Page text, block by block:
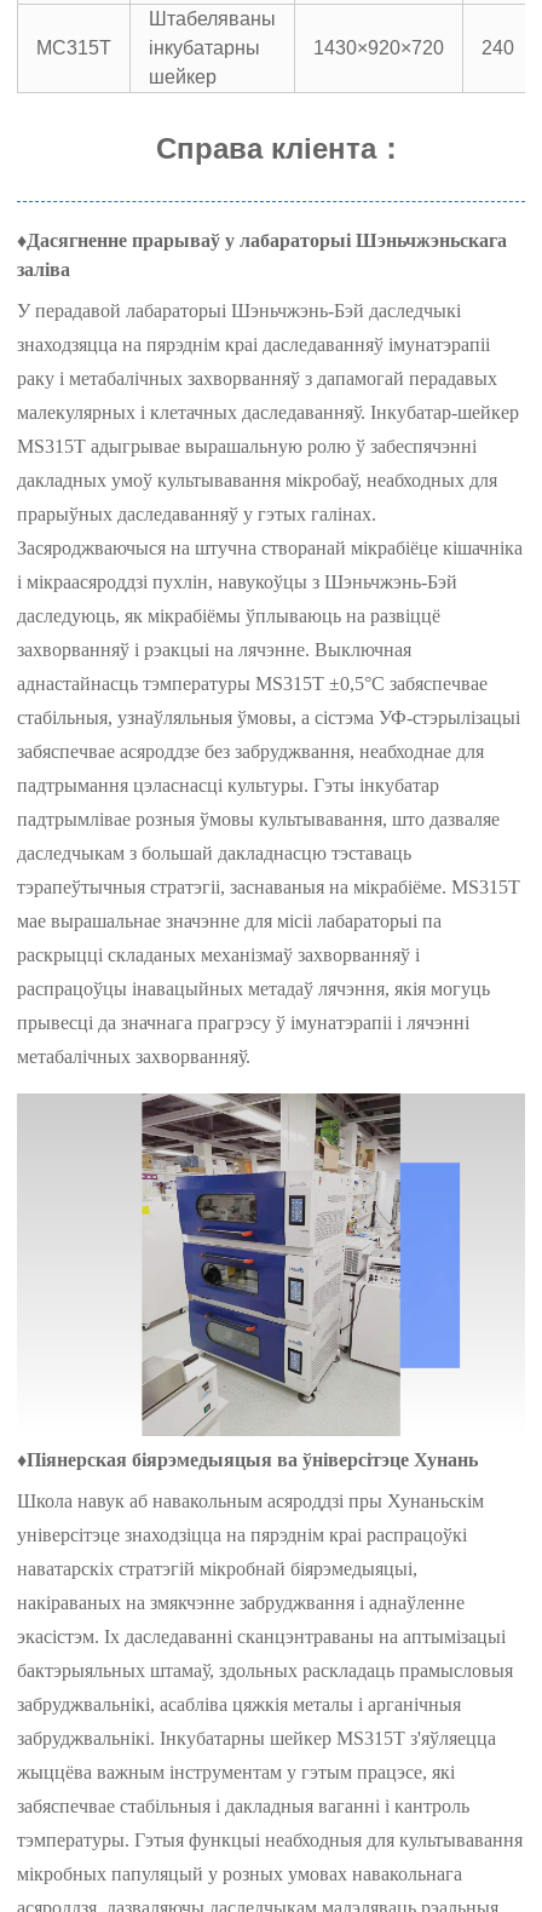
МС315Т
Штабеляваны
інкубатарны
шейкер
1430×920×720 240
Справа кліента：
♦Дасягненне прарываў у лабараторыі Шэньчжэньскага
заліва
У перадавой лабараторыі Шэньчжэнь-Бэй даследчыкі
знаходзяцца на пярэднім краі даследаванняў імунатэрапіі
раку і метабалічных захворванняў з дапамогай перадавых
малекулярных і клетачных даследаванняў. Інкубатар-шейкер
MS315T адыгрывае вырашальную ролю ў забеспячэнні
дакладных умоў культывавання мікробаў, неабходных для
прарыўных даследаванняў у гэтых галінах.
Засяроджваючыся на штучна створанай мікрабіёце кішачніка
і мікраасяроддзі пухлін, навукоўцы з Шэньчжэнь-Бэй
даследуюць, як мікрабіёмы ўплываюць на развіццё
захворванняў і рэакцыі на лячэнне. Выключная
аднастайнасць тэмпературы MS315T ±0,5°C забяспечвае
стабільныя, узнаўляльныя ўмовы, а сістэма УФ-стэрылізацыі
забяспечвае асяроддзе без забруджвання, неабходнае для
падтрымання цэласнасці культуры. Гэты інкубатар
падтрымлівае розныя ўмовы культывавання, што дазваляе
даследчыкам з большай дакладнасцю тэставаць
тэрапеўтычныя стратэгіі, заснаваныя на мікрабіёме. MS315T
мае вырашальнае значэнне для місіі лабараторыі па
раскрыцці складаных механізмаў захворванняў і
распрацоўцы інавацыйных метадаў лячэння, якія могуць
прывесці да значнага прагрэсу ў імунатэрапіі і лячэнні
метабалічных захворванняў.
♦Піянерская біярэмедыяцыя ва ўніверсітэце Хунань
Школа навук аб навакольным асяроддзі пры Хунаньскім
універсітэце знаходзіцца на пярэднім краі распрацоўкі
наватарскіх стратэгій мікробнай біярэмедыяцыі,
накіраваных на змякчэнне забруджвання і аднаўленне
экасістэм. Іх даследаванні сканцэнтраваны на аптымізацыі
бактэрыяльных штамаў, здольных раскладаць прамысловыя
забруджвальнікі, асабліва цяжкія металы і арганічныя
забруджвальнікі. Інкубатарны шейкер MS315T з'яўляецца
жыццёва важным інструментам у гэтым працэсе, які
забяспечвае стабільныя і дакладныя ваганні і кантроль
тэмпературы. Гэтыя функцыі неабходныя для культывавання
мікробных папуляцый у розных умовах навакольнага
асяроддзя, дазваляючы даследчыкам мадэляваць рэальныя